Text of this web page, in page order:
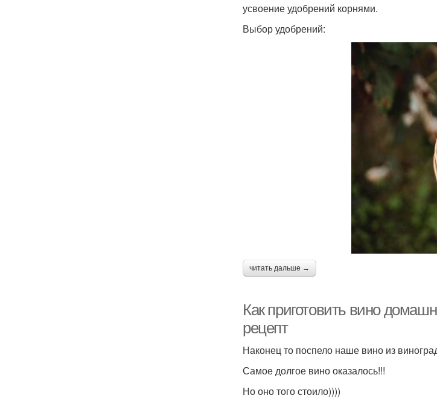
усвоение удобрений корнями.
Выбор удобрений:
читать дальше →
Как приготовить вино
рецепт
Наконец то поспело наше вино из
Самое долгое вино оказалось!!!
Но оно того стоило))))